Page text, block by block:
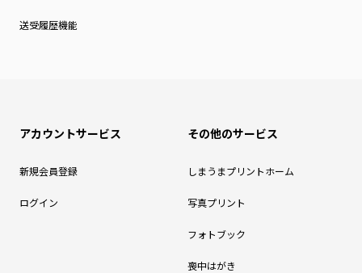
送受履歴機能
アカウントサービス
新規会員登録
ログイン
その他のサービス
しまうまプリントホーム
写真プリント
フォトブック
喪中はがき